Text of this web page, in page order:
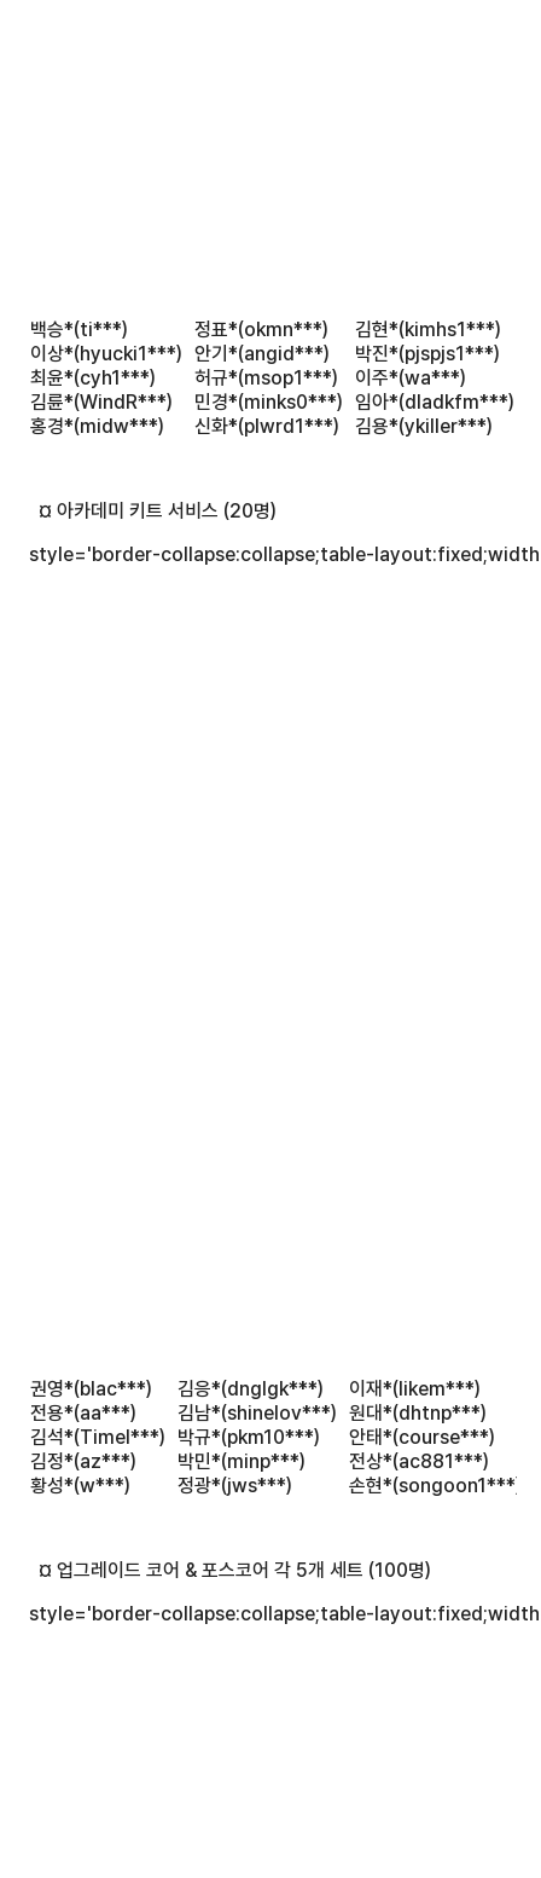
백승*(ti***) 정표*(okmn***) 김현*(kimhs1***)
이상*(hyucki1***) 안기*(angid***) 박진*(pjspjs1***)
최윤*(cyh1***)
허규*(msop1***) 이주*(wa***)
김륜*(WindR***)
민경*(minks0***) 임아*(dladkfm***)
홍경*(midw***)
신화*(plwrd1***) 김용*(ykiller***)
   ¤ 아카데미 키트 서비스 (20명)
style='border-collapse:collapse;table-
권영*(blac***) 김응*(dnglgk***) 이재*(likem***)
전용*(aa***)
김남*(shinelov***) 원대*(dhtnp***)
김석*(Timel***)
박규*(pkm10***) 안태*(course***)
김정*(az***)
박민*(minp***) 전상*(ac881***)
황성*(w***)
정광*(jws***) 손현*(songoon1***)
   ¤ 업그레이드 코어 & 포스코어 각 5개 세트 (100명)
style='border-collapse:collapse;table-